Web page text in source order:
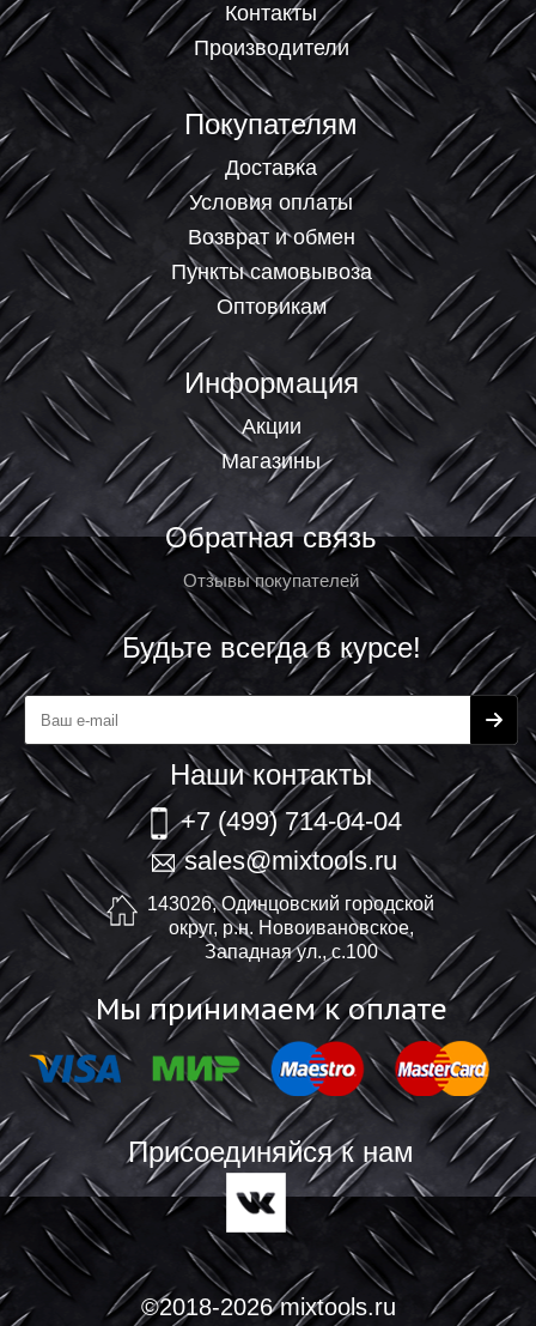
Контакты
Производители
Покупателям
Доставка
Условия оплаты
Возврат и обмен
Пункты самовывоза
Оптовикам
Информация
Акции
Магазины
Обратная связь
Отзывы покупателей
Будьте всегда в курсе!
Наши контакты
+7 (499) 714-04-04
sales@mixtools.ru
143026, Одинцовский городской
округ, р.н. Новоивановское,
Западная ул., с.100
Мы принимаем к оплате
Присоединяйся к нам
©2018-2026 mixtools.ru